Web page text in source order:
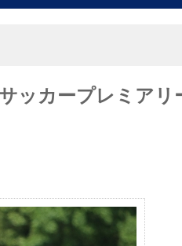
ッカープレミアリ